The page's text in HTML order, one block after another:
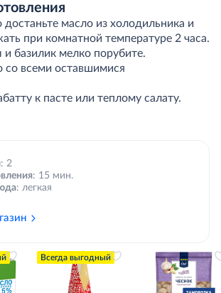
достаньте масло из холодильника и
при комнатной температуре 2 часа.
базилик мелко порубите.
всеми оставшимися
к пасте или теплому салату.
: 2
: 15 мин.
: легкая
Всегда выгодный